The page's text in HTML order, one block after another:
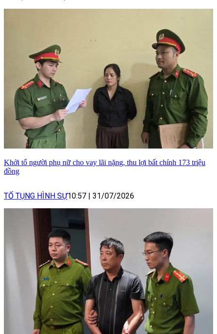
Khởi tố người phụ nữ cho vay lãi nặng, thu lợi bất chính 173 triệu
đồng
TỐ TỤNG HÌNH SỰ10:57 31/07/2026